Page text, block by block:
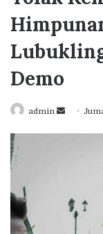
Demo
admin
Send